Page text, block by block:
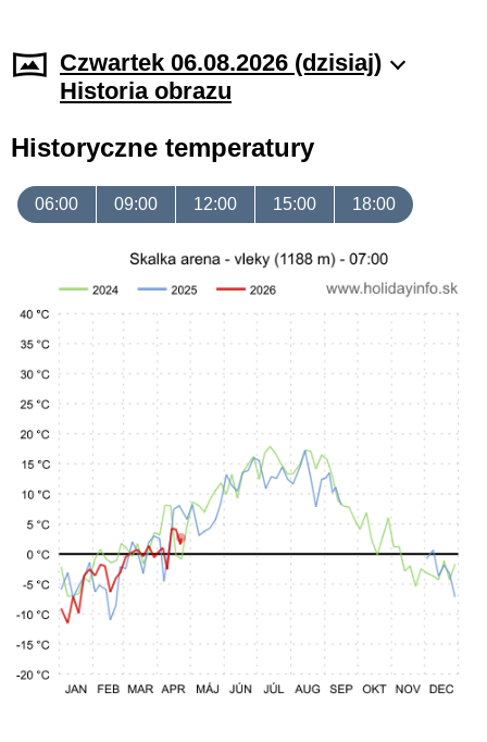
Czwartek 06.08.2026 (dzisiaj)
Historia obrazu
Historyczne temperatury
06:00 09:00 12:00 15:00 18:00